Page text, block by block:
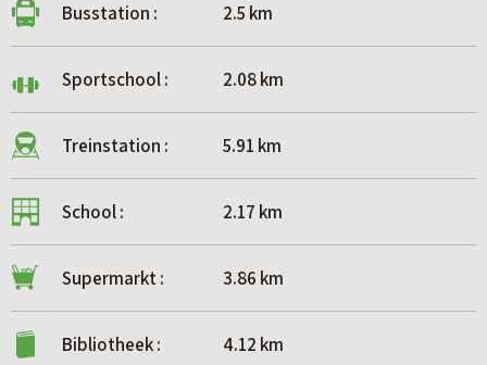
Busstation : 2.5 km
Sportschool : 2.08 km
Treinstation : 5.91 km
School : 2.17 km
Supermarkt : 3.86 km
Bibliotheek : 4.12 km